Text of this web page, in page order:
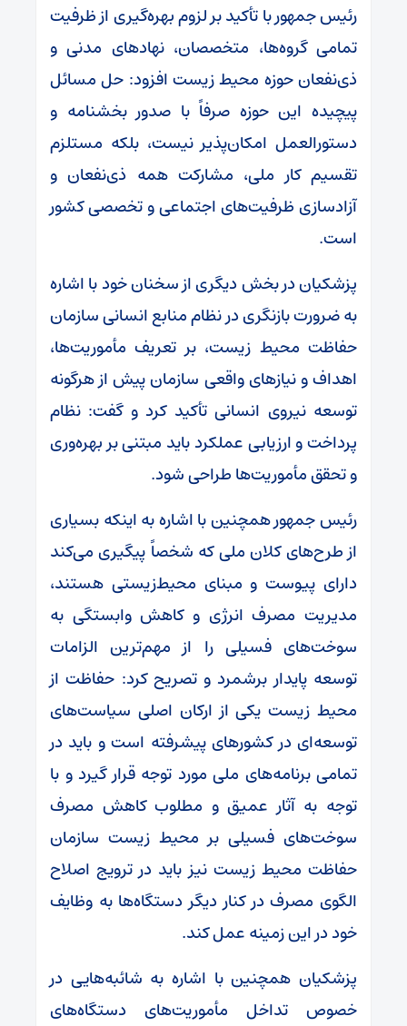
رئیس جمهور با تأکید بر لزوم بهره‌گیری از ظرفیت
تمامی گروه‌ها، متخصصان، نهادهای مدنی و
ذی‌نفعان حوزه محیط زیست افزود: حل مسائل
پیچیده این حوزه صرفاً با صدور بخشنامه و
دستورالعمل امکان‌پذیر نیست، بلکه مستلزم
تقسیم کار ملی، مشارکت همه ذی‌نفعان و
آزادسازی ظرفیت‌های اجتماعی و تخصصی کشور
است.
پزشکیان در بخش دیگری از سخنان خود با اشاره
به ضرورت بازنگری در نظام منابع انسانی سازمان
حفاظت محیط زیست، بر تعریف مأموریت‌ها،
اهداف و نیازهای واقعی سازمان پیش از هرگونه
توسعه نیروی انسانی تأکید کرد و گفت: نظام
پرداخت و ارزیابی عملکرد باید مبتنی بر بهره‌وری
و تحقق مأموریت‌ها طراحی شود.
رئیس جمهور همچنین با اشاره به اینکه بسیاری
از طرح‌های کلان ملی که شخصاً پیگیری می‌کند
دارای پیوست و مبنای محیط‌زیستی هستند،
مدیریت مصرف انرژی و کاهش وابستگی به
سوخت‌های فسیلی را از مهم‌ترین الزامات
توسعه پایدار برشمرد و تصریح کرد: حفاظت از
محیط زیست یکی از ارکان اصلی سیاست‌های
توسعه‌ای در کشورهای پیشرفته است و باید در
تمامی برنامه‌های ملی مورد توجه قرار گیرد و با
توجه به آثار عمیق و مطلوب کاهش مصرف
سوخت‌های فسیلی بر محیط زیست سازمان
حفاظت محیط زیست نیز باید در ترویج اصلاح
الگوی مصرف در کنار دیگر دستگاه‌ها به وظایف
خود در این زمینه عمل کند.
پزشکیان همچنین با اشاره به شائبه‌هایی در
خصوص تداخل مأموریت‌های دستگاه‌های